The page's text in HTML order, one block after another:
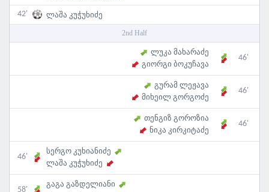
42' ლაშა კუჭუხიძე
2nd Half
ლუკა მახარაძე
გიორგი ბოკუჩავა
46'
გურამ ლეჟავა
მიხეილ გორგოძე
46'
თენგიზ გოროზია
ნიკა კირკიტაძე
46'
46'
სერგო კუხიანიძე
ლაშა კუჭუხიძე
58'
გაგა გაზდელიანი